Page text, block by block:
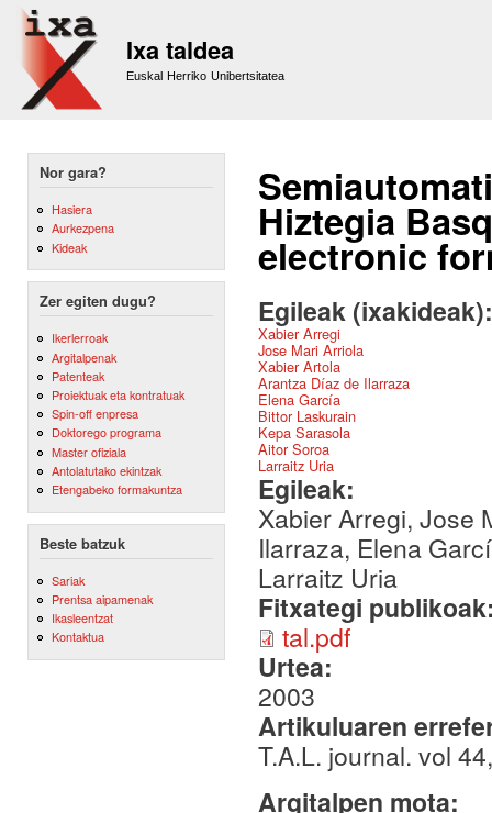
Ixa taldea
Euskal Herriko Unibertsitatea
Nor gara?
Hasiera
Aurkezpena
Kideak
Zer egiten dugu?
Ikerlerroak
Argitalpenak
Patenteak
Proiektuak eta kontratuak
Spin-off enpresa
Doktorego programa
Master ofiziala
Antolatutako ekintzak
Etengabeko formakuntza
Beste batzuk
Sariak
Prentsa aipamenak
Ikasleentzat
Kontaktua
Hiztegia
electronic
Egileak
Xabier Arregi
Jose Mari Arriola
Xabier Artola
Arantza Díaz de Ilarraza
Elena García
Bittor Laskurain
Kepa Sarasola
Aitor Soroa
Larraitz Uria
Egileak:
Xabier Arregi, Jose
Ilarraza, Elena
Larraitz Uria
Fitxategi
tal.pdf
Urtea:
2003
Artikuluaren
T.A.L. journal. vol
Argitalpen mota: